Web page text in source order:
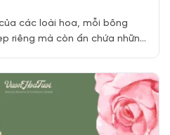
các loài hoa, mỗi bông
riêng mà còn ẩn chứa những
may mắn, có những loài
khắc trầm [...]